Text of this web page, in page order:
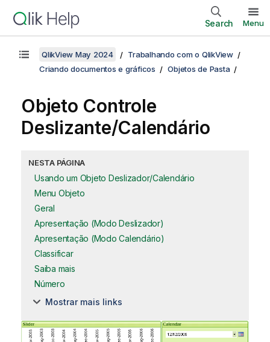
Search Menu
QlikView May 2024
Trabalhando com o QlikView
Criando documentos e gráficos
Objetos de Pasta
Objeto Controle
Deslizante/Calendário
NESTA PÁGINA
Usando um Objeto Deslizador/Calendário
Menu Objeto
Geral
Apresentação (Modo Deslizador)
Apresentação (Modo Calendário)
Classificar
Saiba mais
Número
Mostrar mais links